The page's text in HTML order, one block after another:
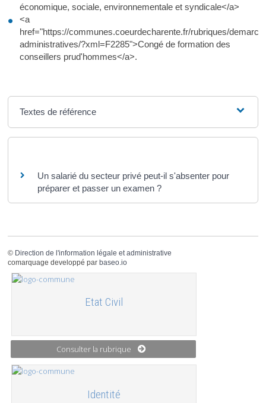
économique, sociale, environnementale et syndicale</a>
<a
href="https://communes.coeurdecharente.fr/rubriques/
administratives/?xml=F2285">Congé de formation des
conseillers prud'hommes</a>.
Textes de référence
Un salarié du secteur privé peut-il s'absenter pour
préparer et passer un examen ?
© Direction de l'information légale et administrative
comarquage developpé par baseo.io
Etat Civil
Consulter la rubrique
Identité